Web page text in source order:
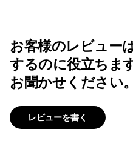
お客様のレビュー
するのに役立ちま
お聞かせください。
レビューを書く